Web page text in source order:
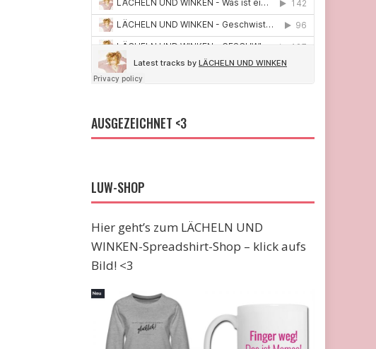
AUSGEZEICHNET <3
LUW-SHOP
Hier geht’s zum LÄCHELN UND
WINKEN-Spreadshirt-Shop – klick aufs
Bild! <3